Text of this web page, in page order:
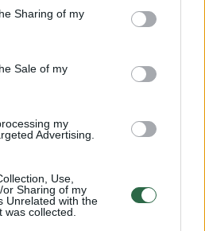
Sharing of my
Sale of my
my
Advertising.
Use,
Sharing of my
Unrelated with the
collected.
00:00:57
karštas: temperatūra kils iki
Vakarinis aplinkkelis:
įsirėžęs automobilis sužalojo